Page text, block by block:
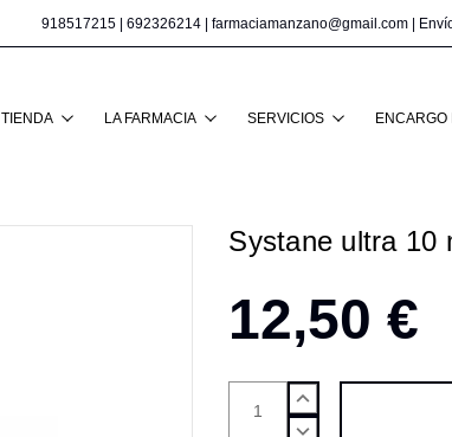
918517215 692326214 farmaciamanzano@gmail.com |
TIENDA LA FARMACIA SERVICIOS ENCARGO
Systane ultra 10
12,50 €
AUMENTAR
CANTIDAD:
DISMINUIR